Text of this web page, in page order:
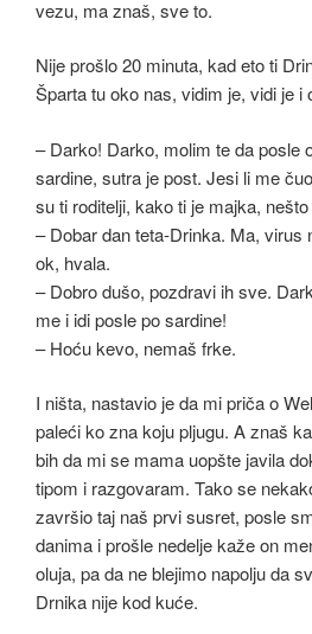
vezu, ma znaš, sve to.
Nije prošlo 20 minuta, kad eto ti
Šparta tu oko nas, vidim je, vidi je i
– Darko! Darko, molim te da posle
sardine, sutra je post. Jesi li me
su ti roditelji, kako ti je majka,
– Dobar dan teta-Drinka. Ma, virus
ok, hvala.
– Dobro dušo, pozdravi ih sve.
me i idi posle po sardine!
– Hoću kevo, nemaš frke.
I ništa, nastavio je da mi priča o
paleći ko zna koju pljugu. A znaš
bih da mi se mama uopšte javila
tipom i razgovaram. Tako se
završio taj naš prvi susret, posle
danima i prošle nedelje kaže on
oluja, pa da ne blejimo napolju da
Drnika nije kod kuće.